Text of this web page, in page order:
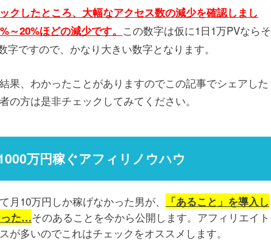
クしたところ、大幅なアクセス数の減少を確認しまし
～20%ほどの減少です。 この数字は仮に1日1万PVならそ
字ですので、かなり大きい数字となります。
果、わかったことがありますのでこの記事でシェアした
の方は是非チェックしてみてください。
万円稼ぐアフィリノウハウ
10万円しか稼げなかった男が、
「あること」を導入し
った…そのあることを今から公開します。アフィリエイト
が多いのでこれはチェックをオススメします。